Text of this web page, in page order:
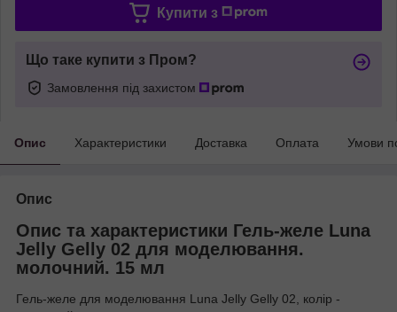
Купити з
Що таке купити з Пром?
Замовлення під захистом
Опис Характеристики Доставка Оплата Умови
Опис
Опис та характеристики Гель-желе Luna
Jelly Gelly 02 для моделювання.
молочний. 15 мл
Гель-желе для моделювання Luna Jelly Gelly 02, колір -